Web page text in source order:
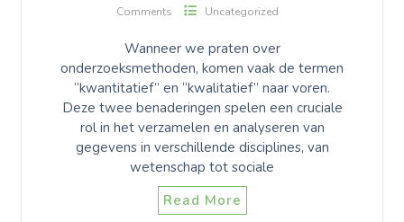
Comments
Uncategorized
Wanneer we praten over
onderzoeksmethoden, komen vaak de termen
“kwantitatief” en “kwalitatief” naar voren.
Deze twee benaderingen spelen een cruciale
rol in het verzamelen en analyseren van
gegevens in verschillende disciplines, van
wetenschap tot sociale
Read More